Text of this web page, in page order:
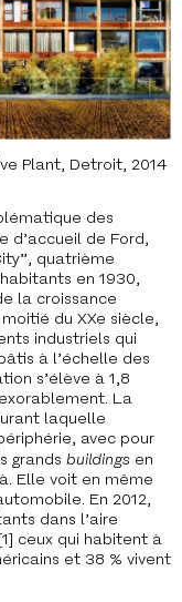
Plant, Detroit, 2014
des
d’accueil de Ford,
quatrième
en 1930,
la croissance
du XXe siècle,
industriels qui
à l’échelle des
s’élève à 1,8
La
laquelle
avec pour
grands buildings en
Elle voit en même
En 2012,
dans l’aire
[1] ceux qui habitent à
et 38 % vivent